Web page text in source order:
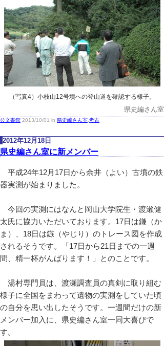
（写真4）小枝山12号墳への登山道を確認する様子。
県史編さん室
公文書館 2013/10/01 in 県史編さん室 考古
2012年12月18日
県史編さん室に新メンバー
平成24年12月17日から余井（よい）古墳の鉄
器実測が始まりました。
今回の実測にはなんと岡山大学院生・渡瀨健
太氏に協力いただいております。17日は鎌（か
ま）、18日は鏃（やじり）のトレース図を作成
されるそうです。「17日から21日までの一週
間、精一杯がんばります！」とのことです。
湯村専門員は、渡瀬調査員の真剣に取り組む
様子に全国をまわって遺物の実測をしていた頃
の自分を思い出したそうです。一週間だけの新
メンバー加入に、県史編さん室一同大喜びで
す。